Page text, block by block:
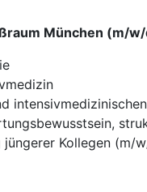
München (m/
Kollegen (m/